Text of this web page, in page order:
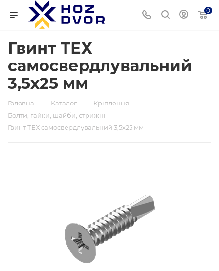
0
Гвинт ТЕХ
самосвердлувальний
3,5х25 мм
Головна — Каталог — Кріплення —
Болти, гайки, шайби, стрижні —
Гвинт ТЕХ самосвердлувальний 3,5х25 мм